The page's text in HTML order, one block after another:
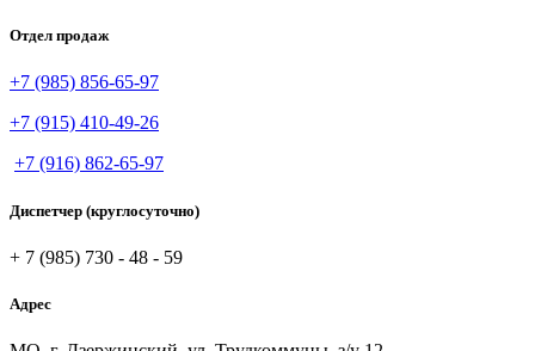
Отдел продаж
+7 (985) 856-65-97
+7 (915) 410-49-26
+7 (916) 862-65-97
Диспетчер (круглосуточно)
+ 7 (985) 730 - 48 - 59
Адрес